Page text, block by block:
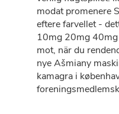
modat promenere
eftere farvellet -
10mg 20mg
mot, när du
nye Ašmiany
kamagra i